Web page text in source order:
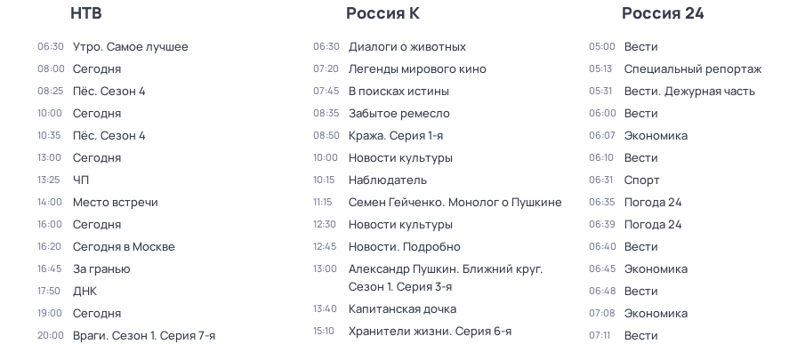
НТВ
06:30 Утро. Самое лучшее
08:00 Сегодня
08:25 Пёс. Сезон 4
10:00 Сегодня
10:35 Пёс. Сезон 4
13:00 Сегодня
13:25 ЧП
14:00 Место встречи
16:00 Сегодня
16:20 Сегодня в Москве
16:45 За гранью
17:50 ДНК
19:00 Сегодня
20:00 Враги. Сезон 1. Серия 7-я
Россия К
06:30 Диалоги о животных
07:20 Легенды мирового кино
07:45 В поисках истины
08:35 Забытое ремесло
08:50 Кража. Серия 1-я
10:00 Новости культуры
10:15 Наблюдатель
11:15 Семен Гейченко. Монолог о Пушкине
12:30 Новости культуры
12:45 Новости. Подробно
13:00 Александр Пушкин. Ближний круг.
Сезон 1. Серия 3-я
13:40 Капитанская дочка
15:10 Хранители жизни. Серия 6-я
Россия 24
05:00 Вести
05:13 Специальный репортаж
05:31 Вести. Дежурная часть
06:00 Вести
06:07 Экономика
06:10 Вести
06:31 Спорт
06:35 Погода 24
06:39 Погода 24
06:40 Вести
06:45 Экономика
06:48 Вести
07:08 Экономика
07:11 Вести